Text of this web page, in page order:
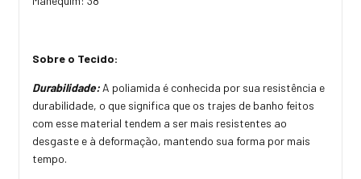
Sobre o Tecido:
Durabilidade: A poliamida é conhecida por sua resistência e
durabilidade, o que significa que os trajes de banho feitos
com esse material tendem a ser mais resistentes ao
desgaste e à deformação, mantendo sua forma por mais
tempo.